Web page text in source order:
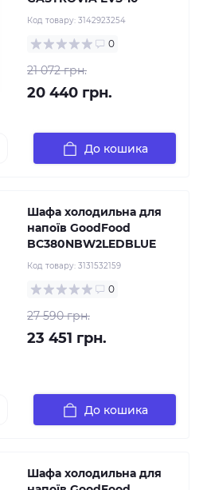
Код товару: 3142923254
0
21 072 грн.
20 440 грн.
До кошика
Шафа холодильна для
напоїв GoodFood
BC380NBW2LEDBLUE
Код товару: 3131532159
0
27 590 грн.
23 451 грн.
До кошика
Шафа холодильна для